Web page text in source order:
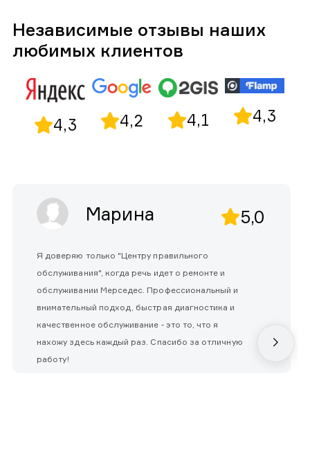
Независимые отзывы наших
любимых клиентов
4,3 4,2 4,1 4,3
Марина 5,0
Я доверяю только "Центру правильного
обслуживания", когда речь идет о ремонте и
обслуживании Мерседес. Профессиональный и
внимательный подход, быстрая диагностика и
качественное обслуживание - это то, что я
нахожу здесь каждый раз. Спасибо за отличную
работу!